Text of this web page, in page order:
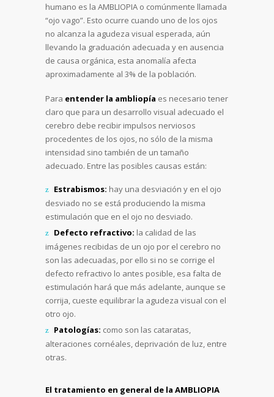
humano es la AMBLIOPIA o comúnmente llamada
“ojo vago”. Esto ocurre cuando uno de los ojos
no alcanza la agudeza visual esperada, aún
llevando la graduación adecuada y en ausencia
de causa orgánica, esta anomalía afecta
aproximadamente al 3% de la población.
Para entender la ambliopía es necesario tener
claro que para un desarrollo visual adecuado el
cerebro debe recibir impulsos nerviosos
procedentes de los ojos, no sólo de la misma
intensidad sino también de un tamaño
adecuado. Entre las posibles causas están:
Estrabismos: hay una desviación y en el ojo
desviado no se está produciendo la misma
estimulación que en el ojo no desviado.
Defecto refractivo: la calidad de las
imágenes recibidas de un ojo por el cerebro no
son las adecuadas, por ello si no se corrige el
defecto refractivo lo antes posible, esa falta de
estimulación hará que más adelante, aunque se
corrija, cueste equilibrar la agudeza visual con el
otro ojo.
Patologías: como son las cataratas,
alteraciones cornéales, deprivación de luz, entre
otras.
El tratamiento en general de la AMBLIOPIA